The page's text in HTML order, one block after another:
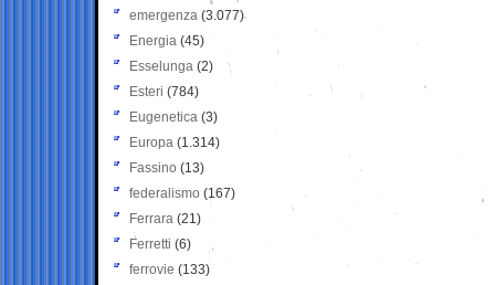
emergenza (3.077)
Energia (45)
Esselunga (2)
Esteri (784)
Eugenetica (3)
Europa (1.314)
Fassino (13)
federalismo (167)
Ferrara (21)
Ferretti (6)
ferrovie (133)